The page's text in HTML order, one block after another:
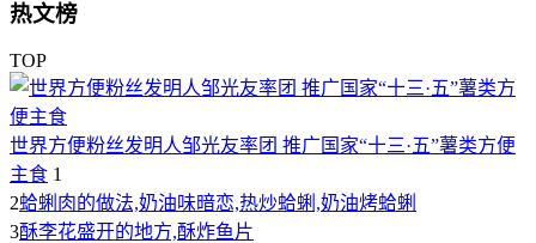
热文榜
TOP
世界方便粉丝发明人邹光友率团 推广国家“十三·五”薯类方便
主食 1
2蛤蜊肉的做法,奶油味暗恋,热炒蛤蜊,奶油烤蛤蜊
3酥李花盛开的地方,酥炸鱼片